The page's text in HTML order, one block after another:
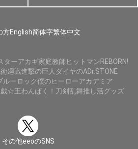
方English简体字繁体中文
ターアカギ家庭教師ヒットマンREBORN!
廻戦進撃の巨人 ダイヤのADr.STONE
ルーロック僕のヒーローアカデミア
☆王わんぱく！刀剣乱舞推し活グッズ
その他eeoのSNS